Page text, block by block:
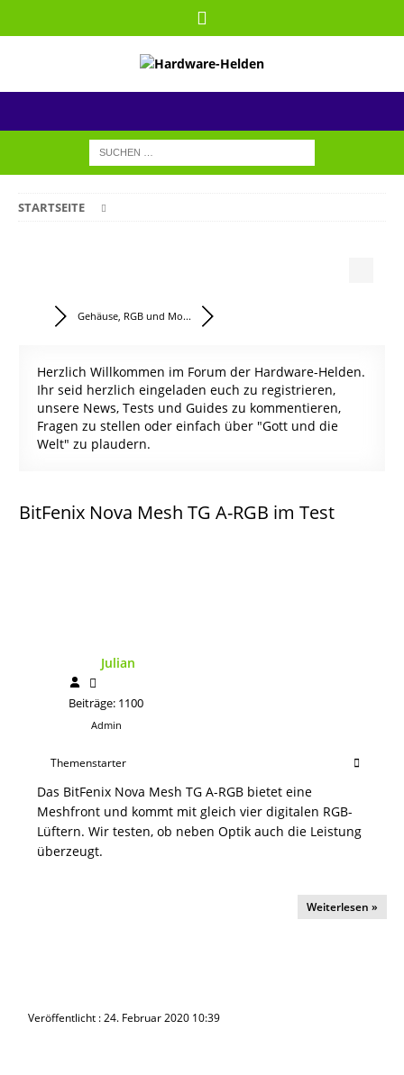
STARTSEITE
Gehäuse, RGB und Mo...
Herzlich Willkommen im Forum der Hardware-Helden.
Ihr seid herzlich eingeladen euch zu registrieren,
unsere News, Tests und Guides zu kommentieren,
Fragen zu stellen oder einfach über "Gott und die
Welt" zu plaudern.
BitFenix Nova Mesh TG A-RGB im Test
Julian
Beiträge: 1100
Admin
Themenstarter
Das BitFenix Nova Mesh TG A-RGB bietet eine
Meshfront und kommt mit gleich vier digitalen RGB-
Lüftern. Wir testen, ob neben Optik auch die Leistung
überzeugt.
Weiterlesen »
Veröffentlicht : 24. Februar 2020 10:39